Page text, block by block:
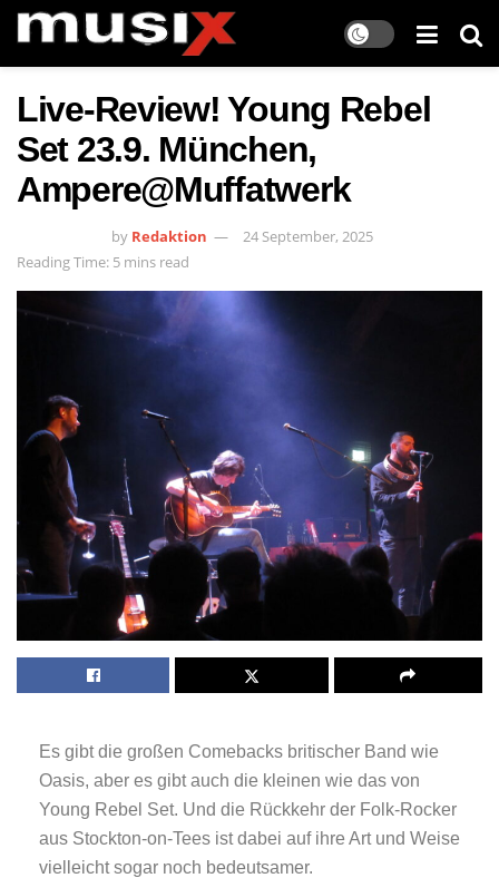
Live-Review! Young Rebel
Set 23.9. München,
Ampere@Muffatwerk
by Redaktion
24 September, 2025
Reading Time: 5 mins read
Es gibt die großen Comebacks britischer Band wie
Oasis, aber es gibt auch die kleinen wie das von
Young Rebel Set. Und die Rückkehr der Folk-Rocker
aus Stockton-on-Tees ist dabei auf ihre Art und Weise
vielleicht sogar noch bedeutsamer.